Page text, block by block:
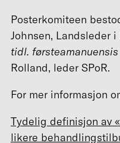
Posterkomiteen
Johnsen, Landsleder
tidl.
Rolland, leder SPoR.
For mer informasjon
Tydelig definisjon av
likere